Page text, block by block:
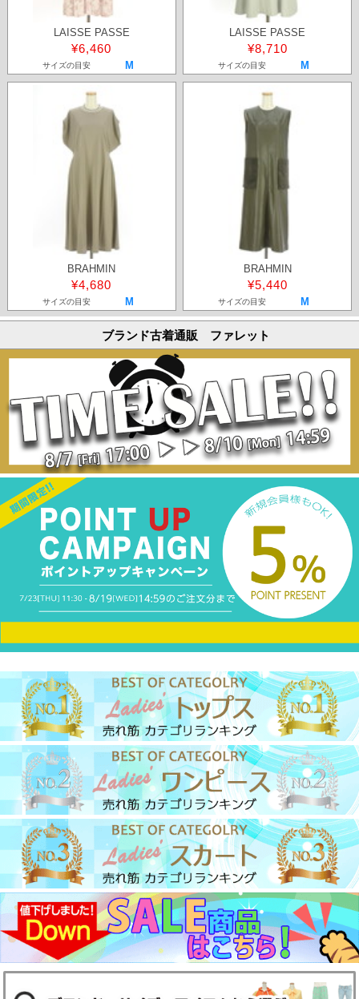
LAISSE PASSE
¥6,460
サイズの目安 M
LAISSE PASSE
¥8,710
サイズの目安 M
BRAHMIN
¥4,680
サイズの目安 M
BRAHMIN
¥5,440
サイズの目安 M
ブランド古着通販 ファレット